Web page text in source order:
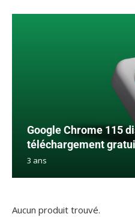
Google Chrome 115
téléchargement
3 ans
Aucun produit trouvé.